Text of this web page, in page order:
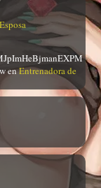
enEntrenadora de